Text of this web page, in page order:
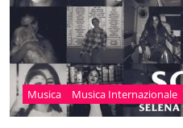
Musica Musica Internazionale